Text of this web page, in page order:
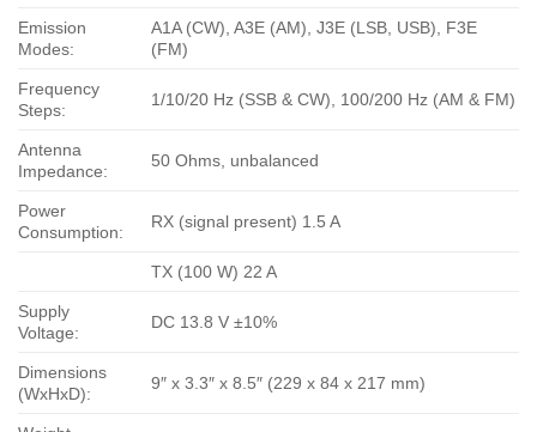
Emission
Modes:
A1A (CW), A3E (AM), J3E (LSB, USB), F3E
(FM)
Frequency
Steps:
1/10/20 Hz (SSB & CW), 100/200 Hz (AM & FM)
Antenna
Impedance:
50 Ohms, unbalanced
Power
Consumption:
RX (signal present) 1.5 A
TX (100 W) 22 A
Supply
Voltage:
DC 13.8 V ±10%
Dimensions
(WxHxD):
9″ x 3.3″ x 8.5″ (229 x 84 x 217 mm)